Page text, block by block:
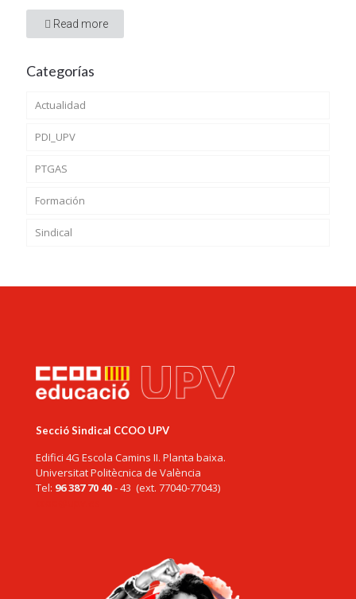
Read more
Categorías
Actualidad
PDI_UPV
PTGAS
Formación
Sindical
Secció Sindical CCOO UPV
Edifici 4G Escola Camins II. Planta baixa.
Universitat Politècnica de València
Tel: 96 387 70 40- 43 (ext. 77040-77043)